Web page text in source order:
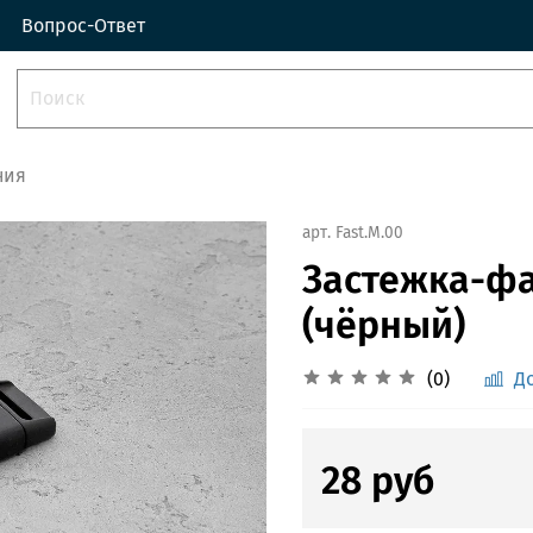
Вопрос-Ответ
арт. Fast.M.00
Застежка-
(чёрный)
(0)
28 руб